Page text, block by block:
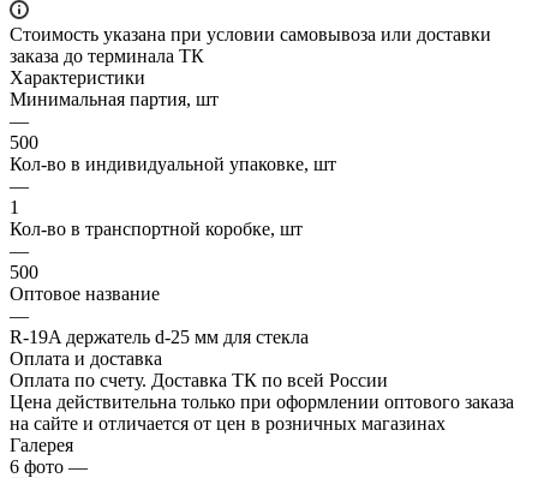
Стоимость указана при условии самовывоза или доставки
заказа до терминала ТК
Характеристики
Минимальная партия, шт
—
500
Кол-во в индивидуальной упаковке, шт
—
1
Кол-во в транспортной коробке, шт
—
500
Оптовое название
—
R-19A держатель d-25 мм для стекла
Оплата и доставка
Оплата по счету. Доставка ТК по всей России
Цена действительна только при оформлении оптового заказа
на сайте и отличается от цен в розничных магазинах
Галерея
6 фото —